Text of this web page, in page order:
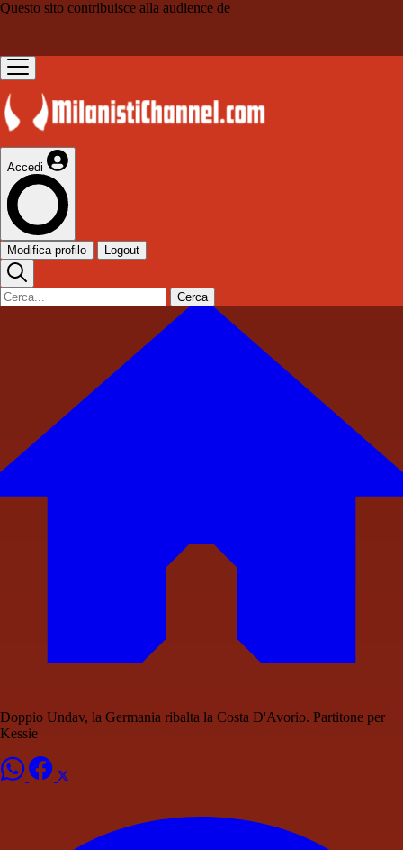
Questo sito contribuisce alla audience de
Accedi
Modifica profilo Logout
Cerca
Doppio Undav, la Germania ribalta la Costa D'Avorio. Partitone per
Kessie